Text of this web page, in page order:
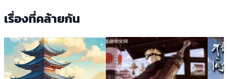
เรื่องที่คล้ายกัน